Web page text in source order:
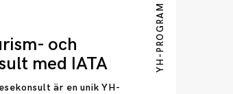
och
med IATA
är en unik YH-
YH-PROGRAM